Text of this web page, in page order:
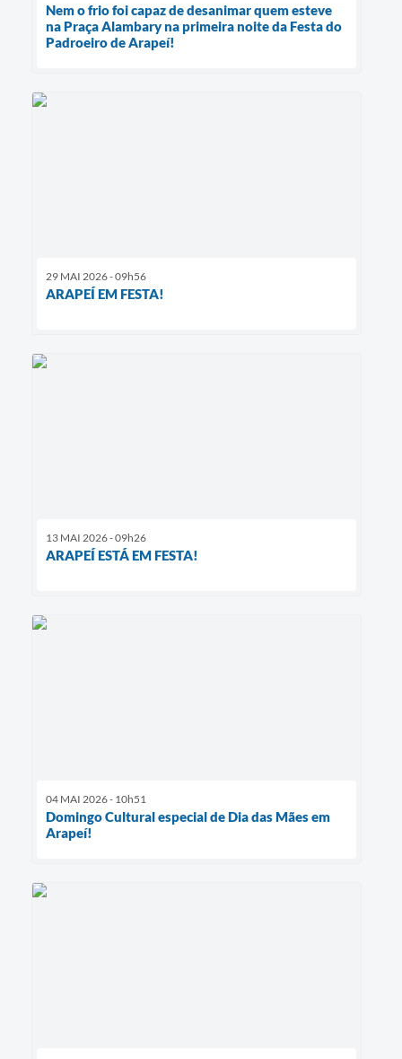
Nem o frio foi capaz de desanimar quem esteve
na Praça Alambary na primeira noite da Festa do
Padroeiro de Arapeí!
29 MAI 2026 - 09h56
ARAPEÍ EM FESTA!
13 MAI 2026 - 09h26
ARAPEÍ ESTÁ EM FESTA!
04 MAI 2026 - 10h51
Domingo Cultural especial de Dia das Mães em
Arapeí!